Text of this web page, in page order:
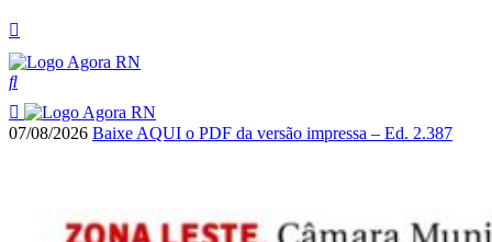
07/08/2026 Baixe AQUI o PDF da versão impressa – Ed. 2.387